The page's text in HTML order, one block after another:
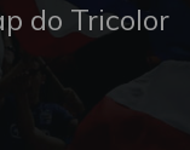
do Tricolor